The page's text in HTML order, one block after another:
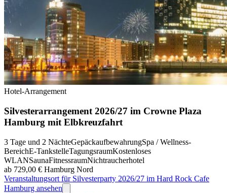
Hotel-Arrangement
Silvesterarrangement 2026/27 im Crowne Plaza
Hamburg mit Elbkreuzfahrt
3 Tage und 2 NächteGepäckaufbewahrungSpa / Wellness-
BereichE-TankstelleTagungsraumKostenloses
WLANSaunaFitnessraumNichtraucherhotel
ab 729,00 € Hamburg Nord
Veranstaltungsort für Silvesterparty 2026/27 im Hard Rock Cafe
Hamburg ansehen